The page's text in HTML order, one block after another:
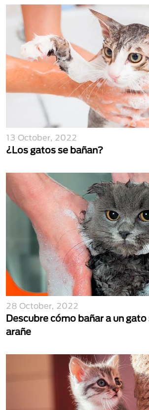
13 October, 2022
¿Los gatos se bañan?
28 October, 2022
Descubre cómo bañar a un
arañe